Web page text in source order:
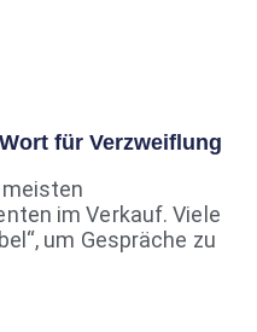
für Verzweiflung
im Verkauf. Viele
um Gespräche zu